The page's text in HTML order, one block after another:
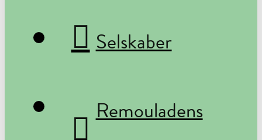
Selskaber
Remouladens